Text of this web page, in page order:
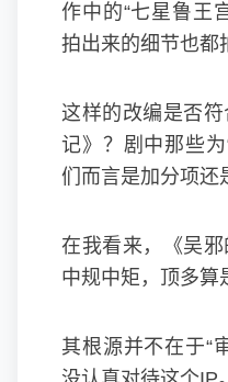
作中的“七星鲁王
拍出来的细节也都
这样的改编是否
记》？剧中那些
们而言是加分项还
在我看来，《吴
中规中矩，顶多算
其根源并不在于“